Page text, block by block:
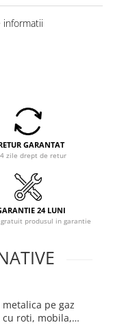
GARANTAT
zile drept de retur
24 LUNI
produsul in garantie
metalica pe gaz
cu roti, mobila,